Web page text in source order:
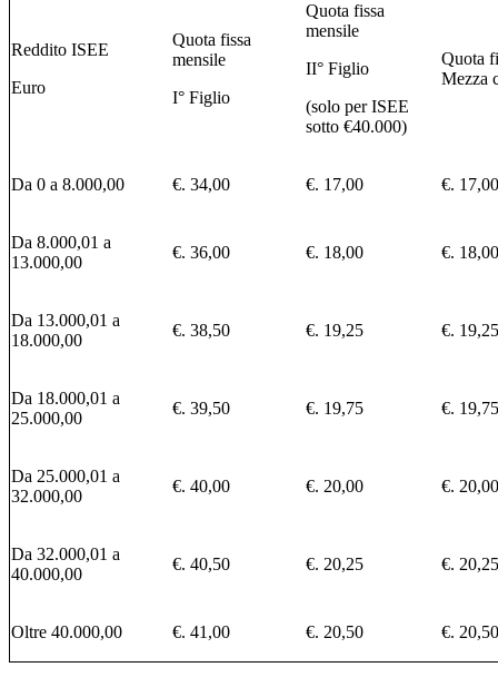
Reddito ISEE
Euro
Quota fissa
mensile
I° Figlio
Quota fissa
mensile
II° Figlio
(solo per ISEE
sotto €40.000)
Quota
Mezza
Da 0 a 8.000,00 €. 34,00 €. 17,00 €. 17,00
Da 8.000,01 a
13.000,00
€. 36,00 €. 18,00 €. 18,00
Da 13.000,01 a
18.000,00
€. 38,50 €. 19,25 €. 19,25
Da 18.000,01 a
25.000,00
€. 39,50 €. 19,75 €. 19,75
Da 25.000,01 a
32.000,00
€. 40,00 €. 20,00 €. 20,00
Da 32.000,01 a
40.000,00
€. 40,50 €. 20,25 €. 20,25
Oltre 40.000,00 €. 41,00 €. 20,50 €. 20,50